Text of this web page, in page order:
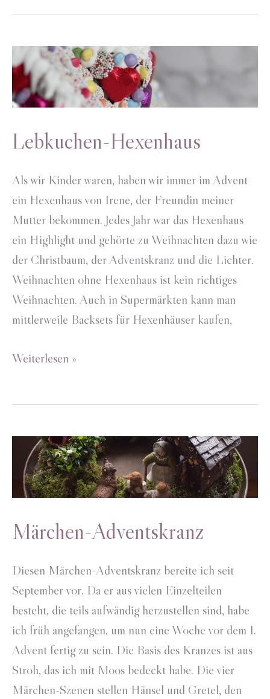
Lebkuchen-Hexenhaus
Als wir Kinder waren, haben wir immer im Advent
ein Hexenhaus von Irene, der Freundin meiner
Mutter bekommen. Jedes Jahr war das Hexenhaus
ein Highlight und gehörte zu Weihnachten dazu wie
der Christbaum, der Adventskranz und die Lichter.
Weihnachten ohne Hexenhaus ist kein richtiges
Weihnachten. Auch in Supermärkten kann man
mittlerweile Backsets für Hexenhäuser kaufen,
Lebkuchen-
Weiterlesen »
Märchen-Adventskranz
Diesen Märchen-Adventskranz bereite ich seit
September vor. Da er aus vielen Einzelteilen
besteht, die teils aufwändig herzustellen sind, habe
ich früh angefangen, um nun eine Woche vor dem 1.
Advent fertig zu sein. Die Basis des Kranzes ist aus
Stroh, das ich mit Moos bedeckt habe. Die vier
Märchen-Szenen stellen Hänsel und Gretel, den